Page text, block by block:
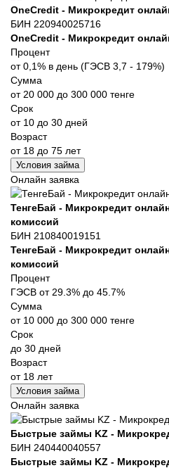
OneCredit - Микрокредит
БИН 220940025716
OneCredit - Микрокредит
Процент
от 0,1% в день (ГЭСВ 3,7 - 179%)
Сумма
от 20 000 до 300 000 тенге
Срок
от 10 до 30 дней
Возраст
от 18 до 75 лет
Условия займа
Онлайн заявка
ТенгеБай - Микрокредит
комиссий
БИН 210840019151
ТенгеБай - Микрокредит
комиссий
Процент
ГЭСВ от 29.3% до 45.7%
Сумма
от 10 000 до 300 000 тенге
Срок
до 30 дней
Возраст
от 18 лет
Условия займа
Онлайн заявка
Быстрые займы KZ -
БИН 240440040557
Быстрые займы KZ -